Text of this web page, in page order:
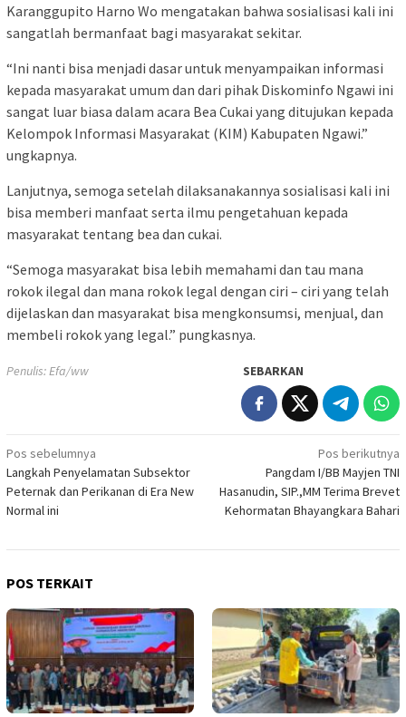
Karanggupito Harno Wo mengatakan bahwa sosialisasi kali ini
sangatlah bermanfaat bagi masyarakat sekitar.
“Ini nanti bisa menjadi dasar untuk menyampaikan informasi
kepada masyarakat umum dan dari pihak Diskominfo Ngawi ini
sangat luar biasa dalam acara Bea Cukai yang ditujukan kepada
Kelompok Informasi Masyarakat (KIM) Kabupaten Ngawi.”
ungkapnya.
Lanjutnya, semoga setelah dilaksanakannya sosialisasi kali ini
bisa memberi manfaat serta ilmu pengetahuan kepada
masyarakat tentang bea dan cukai.
“Semoga masyarakat bisa lebih memahami dan tau mana
rokok ilegal dan mana rokok legal dengan ciri – ciri yang telah
dijelaskan dan masyarakat bisa mengkonsumsi, menjual, dan
membeli rokok yang legal.” pungkasnya.
Penulis: Efa/ww SEBARKAN
Navigasi
pos
Pos sebelumnya
Langkah Penyelamatan Subsektor
Peternak dan Perikanan di Era New
Normal ini
Pos berikutnya
Pangdam I/BB Mayjen TNI
Hasanudin, SIP.,MM Terima Brevet
Kehormatan Bhayangkara Bahari
POS TERKAIT